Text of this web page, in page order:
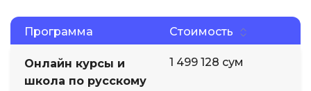
Программа Стоимость
Онлайн курсы и
школа по русскому
1 499 128 сум